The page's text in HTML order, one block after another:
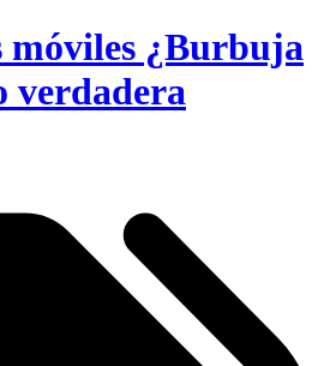
móviles ¿Burbuja
verdadera